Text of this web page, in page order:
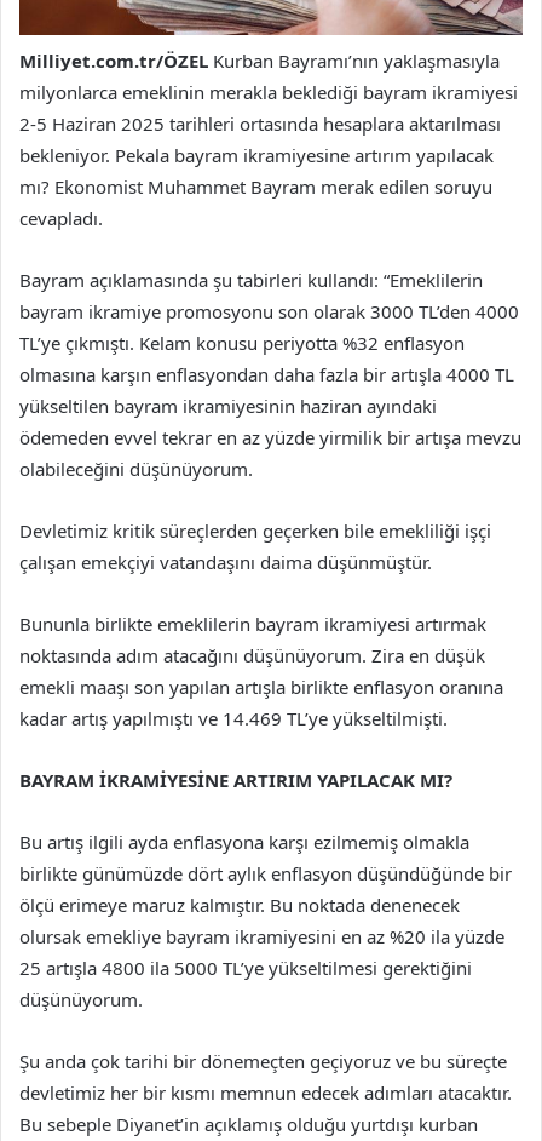
Milliyet.com.tr/ÖZEL Kurban Bayramı’nın yaklaşmasıyla
milyonlarca emeklinin merakla beklediği bayram ikramiyesi
2-5 Haziran 2025 tarihleri ortasında hesaplara aktarılması
bekleniyor. Pekala bayram ikramiyesine artırım yapılacak
mı? Ekonomist Muhammet Bayram merak edilen soruyu
cevapladı.
Bayram açıklamasında şu tabirleri kullandı: “Emeklilerin
bayram ikramiye promosyonu son olarak 3000 TL’den 4000
TL’ye çıkmıştı. Kelam konusu periyotta %32 enflasyon
olmasına karşın enflasyondan daha fazla bir artışla 4000 TL
yükseltilen bayram ikramiyesinin haziran ayındaki
ödemeden evvel tekrar en az yüzde yirmilik bir artışa mevzu
olabileceğini düşünüyorum.
Devletimiz kritik süreçlerden geçerken bile emekliliği işçi
çalışan emekçiyi vatandaşını daima düşünmüştür.
Bununla birlikte emeklilerin bayram ikramiyesi artırmak
noktasında adım atacağını düşünüyorum. Zira en düşük
emekli maaşı son yapılan artışla birlikte enflasyon oranına
kadar artış yapılmıştı ve 14.469 TL’ye yükseltilmişti.
BAYRAM İKRAMİYESİNE ARTIRIM YAPILACAK MI?
Bu artış ilgili ayda enflasyona karşı ezilmemiş olmakla
birlikte günümüzde dört aylık enflasyon düşündüğünde bir
ölçü erimeye maruz kalmıştır. Bu noktada denenecek
olursak emekliye bayram ikramiyesini en az %20 ila yüzde
25 artışla 4800 ila 5000 TL’ye yükseltilmesi gerektiğini
düşünüyorum.
Şu anda çok tarihi bir dönemeçten geçiyoruz ve bu süreçte
devletimiz her bir kısmı memnun edecek adımları atacaktır.
Bu sebeple Diyanet’in açıklamış olduğu yurtdışı kurban